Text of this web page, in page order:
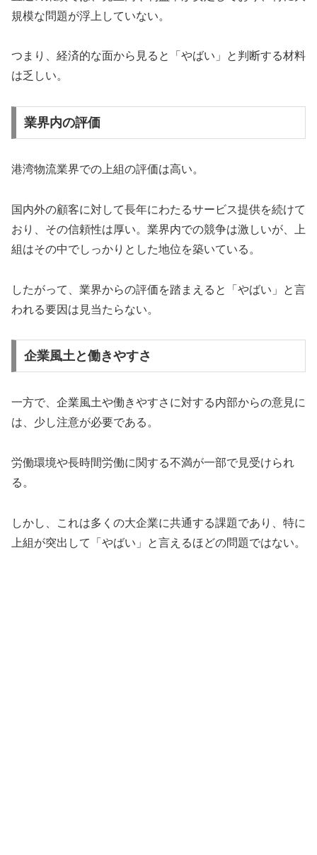
規模な問題が浮上していない。
つまり、経済的な面から見ると「やばい」と判断する材料
は乏しい。
業界内の評価
港湾物流業界での上組の評価は高い。
国内外の顧客に対して長年にわたるサービス提供を続けて
おり、その信頼性は厚い。業界内での競争は激しいが、上
組はその中でしっかりとした地位を築いている。
したがって、業界からの評価を踏まえると「やばい」と言
われる要因は見当たらない。
企業風土と働きやすさ
一方で、企業風土や働きやすさに対する内部からの意見に
は、少し注意が必要である。
労働環境や長時間労働に関する不満が一部で見受けられ
る。
しかし、これは多くの大企業に共通する課題であり、特に
上組が突出して「やばい」と言えるほどの問題ではない。